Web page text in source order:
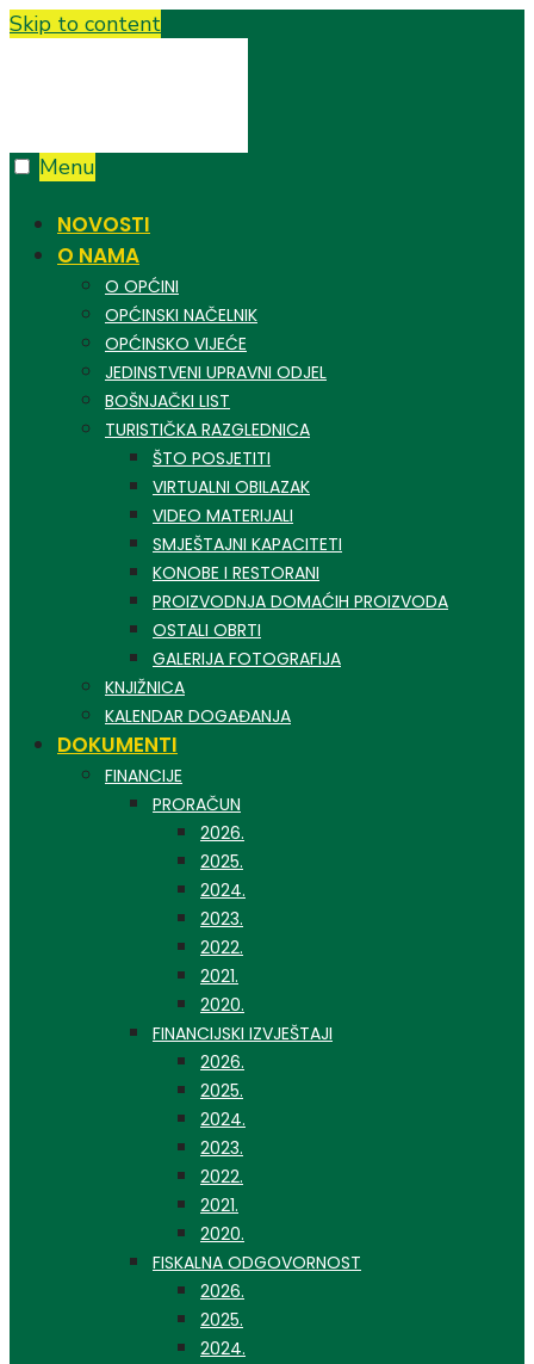
Skip to content
Menu
NOVOSTI
O NAMA
O OPĆINI
OPĆINSKI NAČELNIK
OPĆINSKO VIJEĆE
JEDINSTVENI UPRAVNI ODJEL
BOŠNJAČKI LIST
TURISTIČKA RAZGLEDNICA
ŠTO POSJETITI
VIRTUALNI OBILAZAK
VIDEO MATERIJALI
SMJEŠTAJNI KAPACITETI
KONOBE I RESTORANI
PROIZVODNJA DOMAĆIH PROIZVODA
OSTALI OBRTI
GALERIJA FOTOGRAFIJA
KNJIŽNICA
KALENDAR DOGAĐANJA
DOKUMENTI
FINANCIJE
PRORAČUN
2026.
2025.
2024.
2023.
2022.
2021.
2020.
FINANCIJSKI IZVJEŠTAJI
2026.
2025.
2024.
2023.
2022.
2021.
2020.
FISKALNA ODGOVORNOST
2026.
2025.
2024.